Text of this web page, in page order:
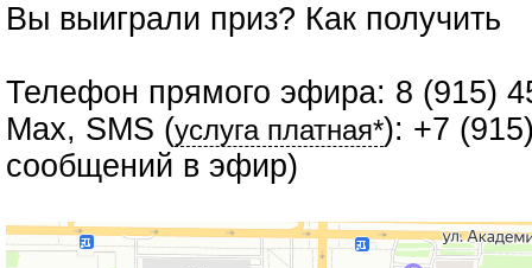
Вы выиграли приз? Как получить
Телефон прямого эфира: 8 (915)
Max, SMS (услуга платная*): +7
сообщений в эфир)